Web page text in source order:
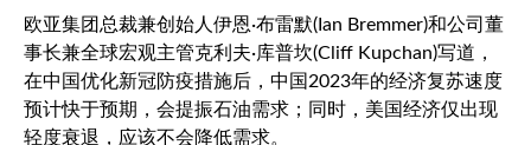
欧亚集团总裁兼创始人伊恩·布雷默(Ian Bremmer)和公司董
事长兼全球宏观主管克利夫·库普坎(Cliff Kupchan)写道，
在中国优化新冠防疫措施后，中国2023年的经济复苏速度
预计快于预期，会提振石油需求；同时，美国经济仅出现
轻度衰退，应该不会降低需求。